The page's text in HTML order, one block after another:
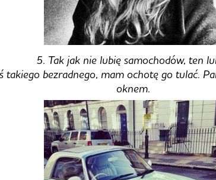
5. Tak jak nie lubię samochodów, ten
takiego bezradnego, mam ochotę go tulać.
oknem.